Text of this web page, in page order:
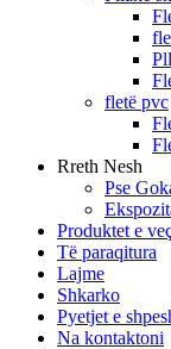
fletë pvc
Rreth Nesh
Pse
Produktet e
Të paraqitura
Lajme
Shkarko
Pyetjet e
Na kontaktoni